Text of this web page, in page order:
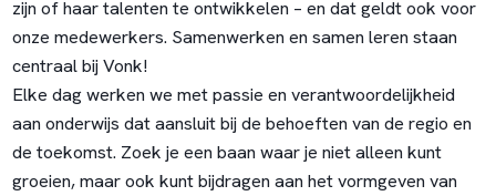
zijn of haar talenten te ontwikkelen – en dat geldt ook voor
onze medewerkers. Samenwerken en samen leren staan
centraal bij Vonk!
Elke dag werken we met passie en verantwoordelijkheid
aan onderwijs dat aansluit bij de behoeften van de regio en
de toekomst. Zoek je een baan waar je niet alleen kunt
groeien, maar ook kunt bijdragen aan het vormgeven van